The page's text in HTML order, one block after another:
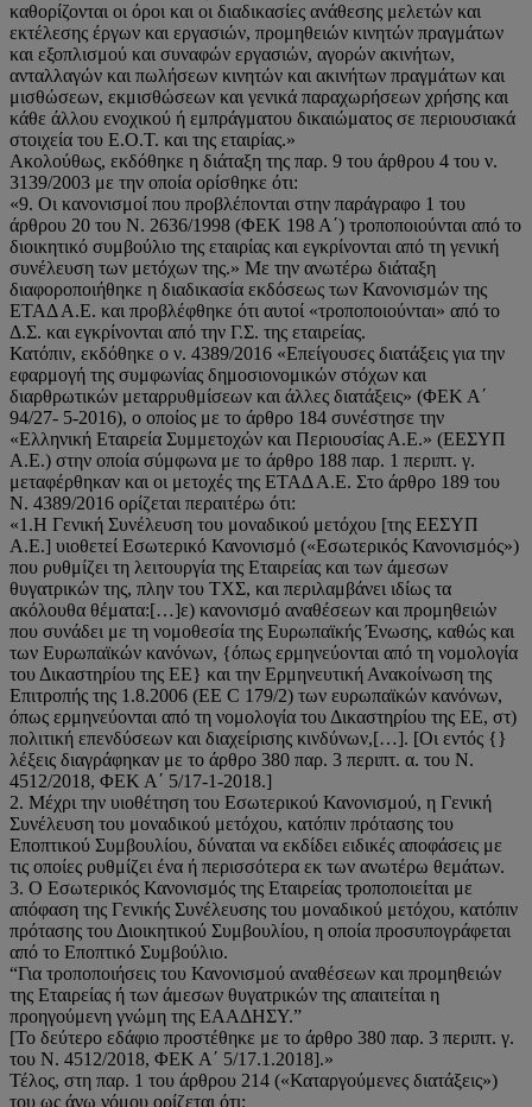
καθορίζονται οι όροι και οι διαδικασίες ανάθεσης μελετών και
εκτέλεσης έργων και εργασιών, προμηθειών κινητών πραγμάτων
και εξοπλισμού και συναφών εργασιών, αγορών ακινήτων,
ανταλλαγών και πωλήσεων κινητών και ακινήτων πραγμάτων και
μισθώσεων, εκμισθώσεων και γενικά παραχωρήσεων χρήσης και
κάθε άλλου ενοχικού ή εμπράγματου δικαιώματος σε περιουσιακά
στοιχεία του Ε.Ο.Τ. και της εταιρίας.»
Ακολούθως, εκδόθηκε η διάταξη της παρ. 9 του άρθρου 4 του ν.
3139/2003 με την οποία ορίσθηκε ότι:
«9. Οι κανονισμοί που προβλέπονται στην παράγραφο 1 του
άρθρου 20 του Ν. 2636/1998 (ΦΕΚ 198 Α΄) τροποποιούνται από το
διοικητικό συμβούλιο της εταιρίας και εγκρίνονται από τη γενική
συνέλευση των μετόχων της.» Με την ανωτέρω διάταξη
διαφοροποιήθηκε η διαδικασία εκδόσεως των Κανονισμών της
ΕΤΑΔ Α.Ε. και προβλέφθηκε ότι αυτοί «τροποποιούνται» από το
Δ.Σ. και εγκρίνονται από την Γ.Σ. της εταιρείας.
Κατόπιν, εκδόθηκε ο ν. 4389/2016 «Επείγουσες διατάξεις για την
εφαρμογή της συμφωνίας δημοσιονομικών στόχων και
διαρθρωτικών μεταρρυθμίσεων και άλλες διατάξεις» (ΦΕΚ Α΄
94/27- 5-2016), ο οποίος με το άρθρο 184 συνέστησε την
«Ελληνική Εταιρεία Συμμετοχών και Περιουσίας Α.Ε.» (ΕΕΣΥΠ
Α.Ε.) στην οποία σύμφωνα με το άρθρο 188 παρ. 1 περιπτ. γ.
μεταφέρθηκαν και οι μετοχές της ΕΤΑΔ Α.Ε. Στο άρθρο 189 του
Ν. 4389/2016 ορίζεται περαιτέρω ότι:
«1.Η Γενική Συνέλευση του μοναδικού μετόχου [της ΕΕΣΥΠ
Α.Ε.] υιοθετεί Εσωτερικό Κανονισμό («Εσωτερικός Κανονισμός»)
που ρυθμίζει τη λειτουργία της Εταιρείας και των άμεσων
θυγατρικών της, πλην του ΤΧΣ, και περιλαμβάνει ιδίως τα
ακόλουθα θέματα:[…]ε) κανονισμό αναθέσεων και προμηθειών
που συνάδει με τη νομοθεσία της Ευρωπαϊκής Ένωσης, καθώς και
των Ευρωπαϊκών κανόνων, {όπως ερμηνεύονται από τη νομολογία
του Δικαστηρίου της ΕΕ} και την Ερμηνευτική Ανακοίνωση της
Επιτροπής της 1.8.2006 (EE C 179/2) των ευρωπαϊκών κανόνων,
όπως ερμηνεύονται από τη νομολογία του Δικαστηρίου της ΕΕ, στ)
πολιτική επενδύσεων και διαχείρισης κινδύνων,[…]. [Οι εντός {}
λέξεις διαγράφηκαν με το άρθρο 380 παρ. 3 περιπτ. α. του Ν.
4512/2018, ΦΕΚ Α΄ 5/17-1-2018.]
2. Μέχρι την υιοθέτηση του Εσωτερικού Κανονισμού, η Γενική
Συνέλευση του μοναδικού μετόχου, κατόπιν πρότασης του
Εποπτικού Συμβουλίου, δύναται να εκδίδει ειδικές αποφάσεις με
τις οποίες ρυθμίζει ένα ή περισσότερα εκ των ανωτέρω θεμάτων.
3. Ο Εσωτερικός Κανονισμός της Εταιρείας τροποποιείται με
απόφαση της Γενικής Συνέλευσης του μοναδικού μετόχου, κατόπιν
πρότασης του Διοικητικού Συμβουλίου, η οποία προσυπογράφεται
από το Εποπτικό Συμβούλιο.
“Για τροποποιήσεις του Κανονισμού αναθέσεων και προμηθειών
της Εταιρείας ή των άμεσων θυγατρικών της απαιτείται η
προηγούμενη γνώμη της ΕΑΑΔΗΣΥ.”
[Το δεύτερο εδάφιο προστέθηκε με το άρθρο 380 παρ. 3 περιπτ. γ.
του Ν. 4512/2018, ΦΕΚ Α΄ 5/17.1.2018].»
Τέλος, στη παρ. 1 του άρθρου 214 («Καταργούμενες διατάξεις»)
του ως άνω νόμου ορίζεται ότι: